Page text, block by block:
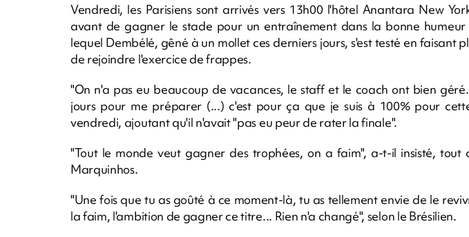
Vendredi, les Parisiens sont arrivés vers 13h00 l'hôtel Anantara New
avant de gagner le stade pour un entraînement dans la bonne
lequel Dembélé, gêné à un mollet ces derniers jours, s'est testé en faisant
de rejoindre l'exercice de frappes.
"On n'a pas eu beaucoup de vacances, le staff et le coach ont bien
jours pour me préparer (...) c'est pour ça que je suis à 100% pour
vendredi, ajoutant qu'il n'avait "pas eu peur de rater la finale".
"Tout le monde veut gagner des trophées, on a faim", a-t-il insisté, tout
Marquinhos.
"Une fois que tu as goûté à ce moment-là, tu as tellement envie de le
la faim, l'ambition de gagner ce titre... Rien n'a changé", selon le Brésilien.